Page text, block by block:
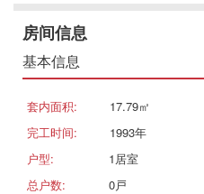
房间信息
基本信息
套内面积: 17.79㎡
完工时间:
1993年
户型:
1居室
总户数:
0戸